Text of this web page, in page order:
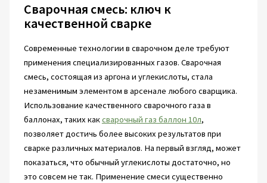
Сварочная смесь: ключ к
качественной сварке
Современные технологии в сварочном деле требуют
применения специализированных газов. Сварочная
смесь, состоящая из аргона и углекислоты, стала
незаменимым элементом в арсенале любого сварщика.
Использование качественного сварочного газа в
баллонах, таких каксварочный газ баллон 10л,
позволяет достичь более высоких результатов при
сварке различных материалов. На первый взгляд, может
показаться, что обычный углекислоты достаточно, но
это совсем не так. Применение смеси существенно